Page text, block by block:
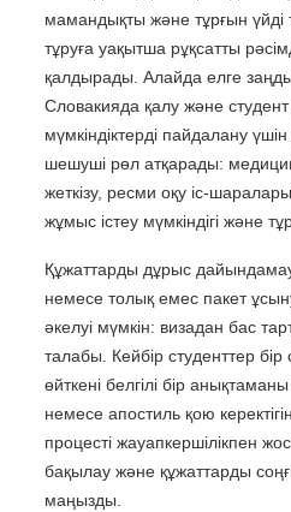
мамандықты және тұрғын
тұруға уақытша рұқсатты
қалдырады. Алайда елге заңды
Словакияда қалу және
мүмкіндіктерді пайдалану
шешуші рөл атқарады:
жеткізу, ресми оқу іс-
жұмыс істеу мүмкіндігі және
Құжаттарды дұрыс
немесе толық емес пакет
әкелуі мүмкін: визадан бас
талабы. Кейбір студенттер
өйткені белгілі бір
немесе апостиль қою
процесті жауапкершілікпен
бақылау және құжаттарды
маңызды.